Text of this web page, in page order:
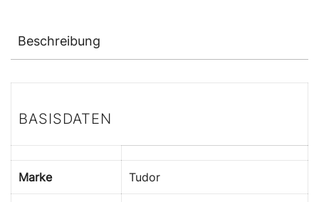
Beschreibung
BASISDATEN
Marke Tudor